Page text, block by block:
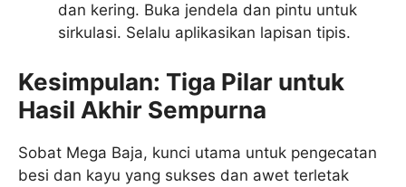
dan kering. Buka jendela dan pintu untuk
sirkulasi. Selalu aplikasikan lapisan tipis.
Kesimpulan: Tiga Pilar untuk
Hasil Akhir Sempurna
Sobat Mega Baja, kunci utama untuk pengecatan
besi dan kayu yang sukses dan awet terletak